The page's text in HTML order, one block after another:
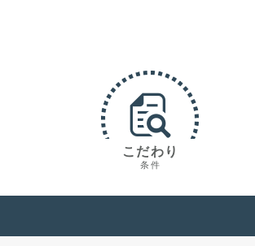
こだわり
条件